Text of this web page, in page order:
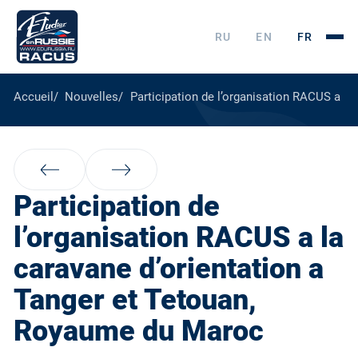
RU EN FR
Accueil Nouvelles Participation de l’organisation RACUS a
Participation de
l’organisation RACUS a la
caravane d’orientation a
Tanger et Tetouan,
Royaume du Maroc